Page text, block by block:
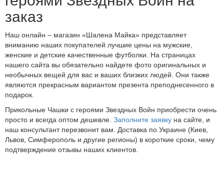
заказ
Наш онлайн – магазин «Шалена Майка» представляет
вниманию наших покупателей лучшие цены на мужские,
женские и детские качественные футболки. На страницах
нашего сайта вы обязательно найдете фото оригинальных и
необычных вещей для вас и ваших близких людей. Они также
являются прекрасным вариантом презента преподнесенного в
подарок.
Прикольные Чашки с героями Звездных Войн приобрести очень
просто и всегда оптом дешевле. Заполните заявку на сайте, и
наш консультант перезвонит вам. Доставка по Украине (Киев,
Львов, Симферополь и другие регионы) в короткие сроки, чему
подтверждение отзывы наших клиентов.